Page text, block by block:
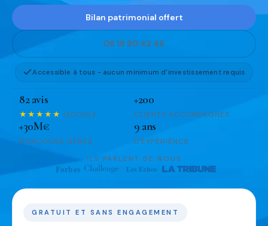
Bilan patrimonial offert
06 18 90 42 46
Accessible à tous - aucun minimum d'investissement requis
82 avis
★★★★★ GOOGLE
+200
CLIENTS ACCOMPAGNÉS
+30M€
D'ENCOURS GÉRÉS
9 ans
D'EXPÉRIENCE
ILS PARLENT DE NOUS
GRATUIT ET SANS ENGAGEMENT